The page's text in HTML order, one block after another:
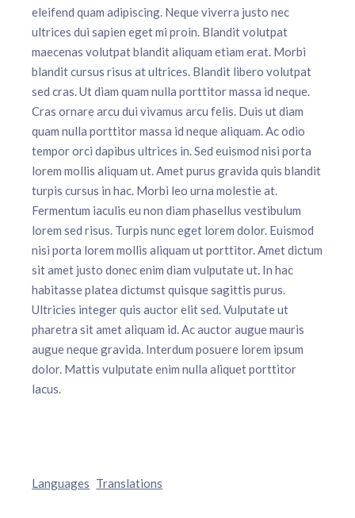
eleifend quam adipiscing. Neque viverra justo nec
ultrices dui sapien eget mi proin. Blandit volutpat
maecenas volutpat blandit aliquam etiam erat. Morbi
blandit cursus risus at ultrices. Blandit libero volutpat
sed cras. Ut diam quam nulla porttitor massa id neque.
Cras ornare arcu dui vivamus arcu felis. Duis ut diam
quam nulla porttitor massa id neque aliquam. Ac odio
tempor orci dapibus ultrices in. Sed euismod nisi porta
lorem mollis aliquam ut. Amet purus gravida quis blandit
turpis cursus in hac. Morbi leo urna molestie at.
Fermentum iaculis eu non diam phasellus vestibulum
lorem sed risus. Turpis nunc eget lorem dolor. Euismod
nisi porta lorem mollis aliquam ut porttitor. Amet dictum
sit amet justo donec enim diam vulputate ut. In hac
habitasse platea dictumst quisque sagittis purus.
Ultricies integer quis auctor elit sed. Vulputate ut
pharetra sit amet aliquam id. Ac auctor augue mauris
augue neque gravida. Interdum posuere lorem ipsum
dolor. Mattis vulputate enim nulla aliquet porttitor
lacus.
Languages Translations